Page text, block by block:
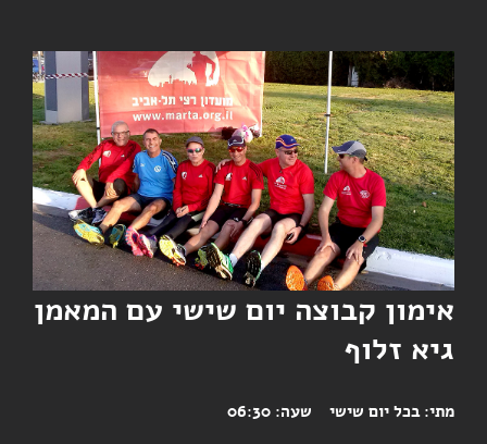
צפה
בתמונה
מוגדלת
אימון קבוצה יום שישי עם המאמן
גיא זלוף
מתי: בכל יום שישי שעה: